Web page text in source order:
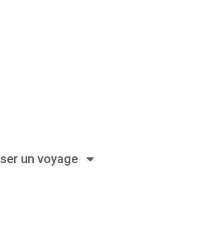
un voyage